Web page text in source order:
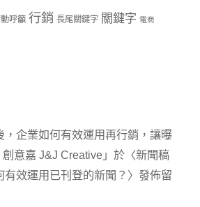
呼籲 行銷 長尾關鍵字 關鍵字 電商
，企業如何有效運用再行銷，讓曝
意嘉 J&J Creative 」於〈新聞稿
效運用已刊登的新聞？ 〉發佈留